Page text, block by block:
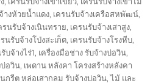
างห้วยน้ำแดง, เครนรับจ้างเครือสหพัฒน์,
รนรับจ้างเนินทราย, เครนรับจ้างเสาสูง,
รนรับจ้างโป่งสะเก็ต, เครนรับจ้างโรงหีบ,
บจ้างไร่1, เครื่องมือช่าง รับจ้างบ่อวิน,
อวิน, เพดาน หลังคา โครงสร้างหลังคา
กรีต หล่อเสากลม รับจ้างบ่อวิน,ไม้ และ